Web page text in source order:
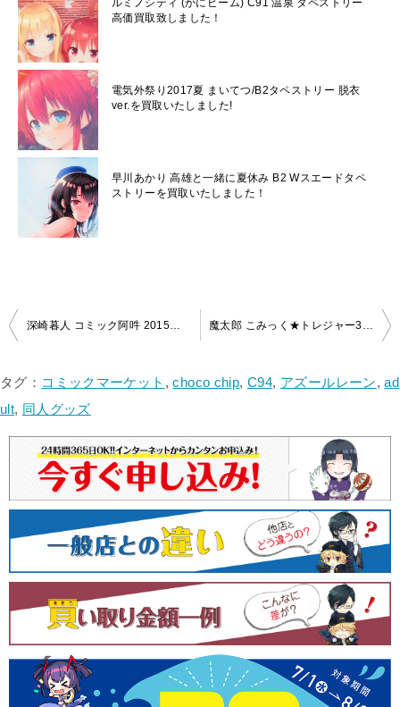
ルミノシティ (かにビーム) C91 温泉 タペストリー
高価買取致しました！
電気外祭り2017夏 まいてつ/B2タペストリー 脱衣
ver.を買取いたしました!
早川あかり 高雄と一緒に夏休み B2 Wスエードタペ
ストリーを買取いたしました！
投
ナ
ビ
ョ
ン
タグ： コミックマーケット ,choco chip,C94, アズールレーン,ad
ult, 同人グッズ